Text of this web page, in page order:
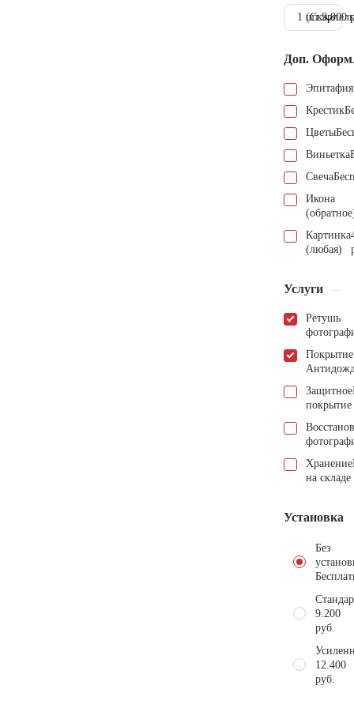
1 шт.9.000
Доп.
Эпитафия
Крестик
Цветы
Виньетка
Свеча
Икона
Картинка
(любая)
Услуги
Ретушь
Покрытие
Защитное
покрытие
Хранение
на складе
Установка
Без
9.200
руб.
12.400
руб.